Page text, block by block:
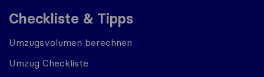
Checkliste & Tipps
Umzugsvolumen berechnen
Umzug Checkliste